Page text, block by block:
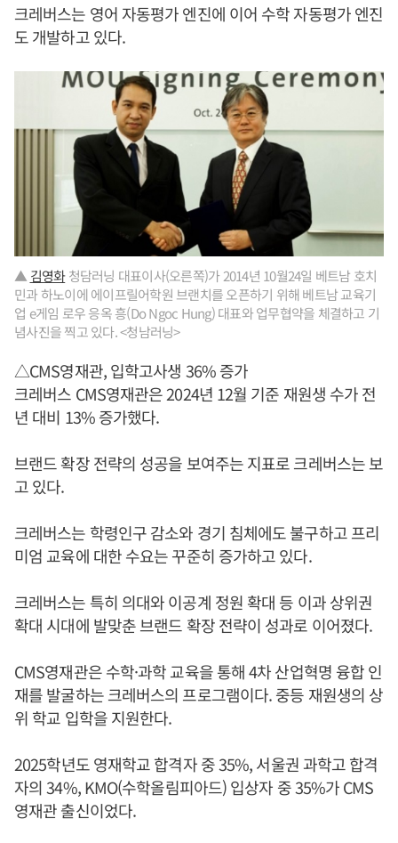
크레버스는 영어 자동평가 엔진에 이어 수학 자동평가 엔진
도 개발하고 있다.
▲ 김영화청담러닝 대표이사(오른쪽)가 2014년 10월24일 베트남 호치
민과 하노이에 에이프릴어학원 브랜치를 오픈하기 위해 베트남 교육기
업 e게임 로우 응옥 흥(Do Ngoc Hung) 대표와 업무협약을 체결하고 기
념사진을 찍고 있다. <청남러닝>
△CMS영재관, 입학고사생 36% 증가
크레버스 CMS영재관은 2024년 12월 기준 재원생 수가 전
년 대비 13% 증가했다.
브랜드 확장 전략의 성공을 보여주는 지표로 크레버스는 보
고 있다.
크레버스는 학령인구 감소와 경기 침체에도 불구하고 프리
미엄 교육에 대한 수요는 꾸준히 증가하고 있다.
크레버스는 특히 의대와 이공계 정원 확대 등 이과 상위권
확대 시대에 발맞춘 브랜드 확장 전략이 성과로 이어졌다.
CMS영재관은 수학·과학 교육을 통해 4차 산업혁명 융합 인
재를 발굴하는 크레버스의 프로그램이다. 중등 재원생의 상
위 학교 입학을 지원한다.
2025학년도 영재학교 합격자 중 35%, 서울권 과학고 합격
자의 34%, KMO(수학올림피아드) 입상자 중 35%가 CMS
영재관 출신이었다.